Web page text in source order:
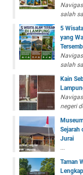
salah
5
yang
salah
Kain
negeri
Sejarah
Jurai
...
Taman